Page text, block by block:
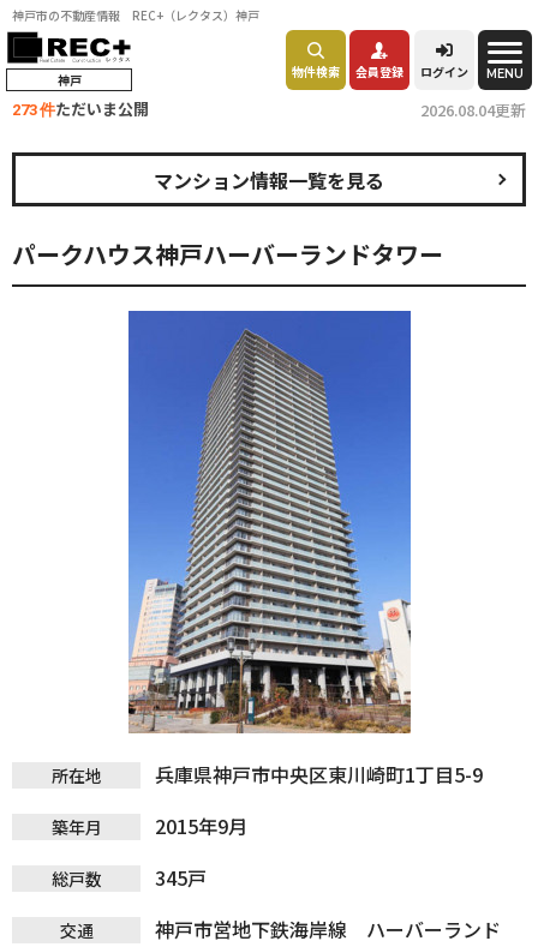
神戸市の不動産情報 REC+（レクタス）神戸
神戸 物件検索 会員登録 ログイン MENU
273 件ただいま公開 2026.08.04更新
パークハウス神戸ハーバーランドタワー
マンション情報一覧を見る
所在地 兵庫県神戸市中央区東川崎町1丁目5-9
築年月 2015年9月
総戸数 345戸
交通
神戸市営地下鉄海岸線 ハーバーランド